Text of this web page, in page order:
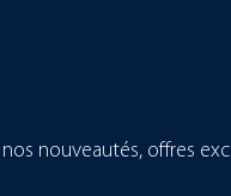
nouveautés, offres